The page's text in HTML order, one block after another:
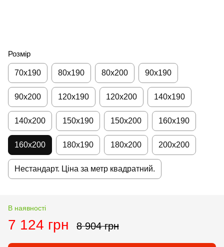
Розмір
70x190 80х190 80х200 90х190
90х200 120х190 120х200 140х190
140х200 150х190 150х200 160х190
160х200 180х190 180х200 200х200
Нестандарт. Ціна за метр квадратний.
В наявності
7 124 грн 8 904 грн